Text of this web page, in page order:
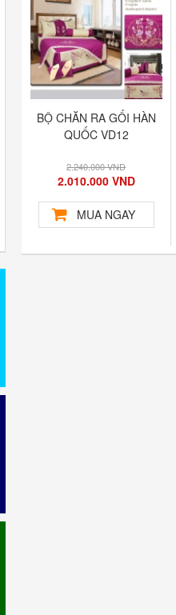
BỘ CHĂN RA GỐI HÀN
QUỐC VD12
2.240.000 VND
2.010.000 VND
MUA NGAY